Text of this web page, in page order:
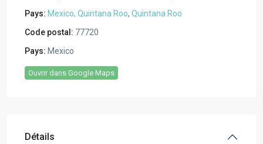
Pays: Mexico, Quintana Roo, Quintana Roo
Code postal: 77720
Pays: Mexico
Ouvrir dans Google Maps
Détails